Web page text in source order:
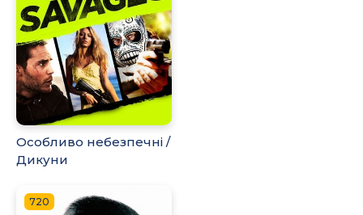
Особливо небезпечні /
Дикуни
720